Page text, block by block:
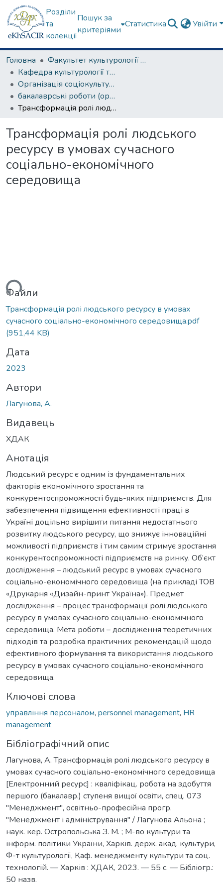
Розділи
та
колекції
Пошук за
критеріями
Статистика Увійти
Головна
Факультет культурології та соціальних комунікацій
Кафедра культурології та музеєзнавства
Організація соціокультурної діяльності
бакалаврські роботи (організація соціокультурної діяльності)
Трансформація ролі людського ресурсу в умовах сучасного соціально-економічного середовища
Трансформація ролі людського
ресурсу в умовах сучасного
соціально-економічного
середовища
Файли
Трансформація ролі людського ресурсу в умовах
сучасного соціально-економічного середовища.pdf
(951,44 KB)
Дата
2023
Автори
Лагунова, А.
Видавець
ХДАК
Анотація
Людський ресурс є одним із фундаментальних
факторів економічного зростання та
конкурентоспроможності будь-яких підприємств. Для
забезпечення підвищення ефективності праці в
Україні доцільно вирішити питання недостатнього
розвитку людського ресурсу, що знижує інноваційні
можливості підприємств і тим самим стримує зростання
конкурентоспроможності підприємств на ринку. Об’єкт
дослідження – людський ресурс в умовах сучасного
соціально-економічного середовища (на прикладі ТОВ
«Друкарня «Дизайн-принт Україна»). Предмет
дослідження – процес трансформації ролі людського
ресурсу в умовах сучасного соціально-економічного
середовища. Мета роботи – дослідження теоретичних
підходів та розробка практичних рекомендацій щодо
ефективного формування та використання людського
ресурсу в умовах сучасного соціально-економічного
середовища.
Ключові слова
управління персоналом, personnel management, HR
management
Бібліографічний опис
Лагунова, А. Трансформація ролі людського ресурсу в
умовах сучасного соціально-економічного середовища
[Електронний ресурс] : кваліфікац. робота на здобуття
першого (бакалавр.) ступеня вищої освіти, спец. 073
"Менеджмент", освітньо-професійна прогр.
"Менеджмент і адміністрування" / Лагунова Альона ;
наук. кер. Остропольська З. М. ; М-во культури та
інформ. політики України, Харків. держ. акад. культури,
Ф-т культурології, Каф. менеджменту культури та соц.
технологій. — Харків : ХДАК, 2023. — 55 с. — Бібліогр.:
50 назв.